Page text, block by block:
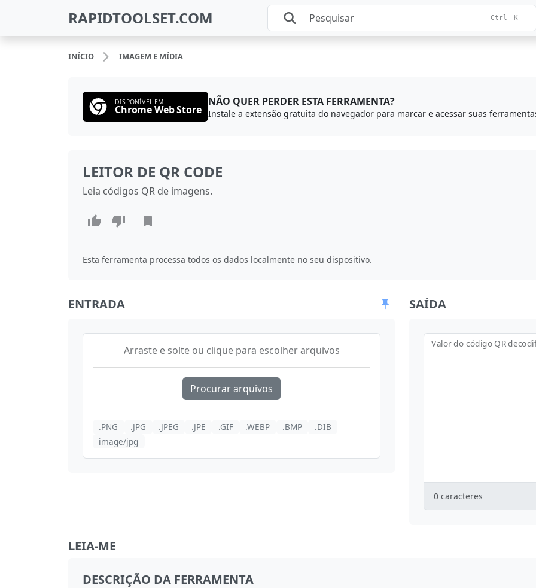
RAPIDTOOLSET.COM Ctrl K
INÍCIO IMAGEM E MÍDIA
DISPONÍVEL EM
Chrome Web Store
NÃO QUER PERDER ESTA FERRAMENTA?
LEITOR DE QR CODE
Leia códigos QR de imagens.
Esta ferramenta processa todos os dados localmente no seu dispositivo.
ENTRADA
Arraste e solte ou clique para escolher arquivos
Procurar arquivos
.PNG .JPG .JPEG .JPE .GIF .WEBP .BMP
.DIB
image/jpg
SAÍDA
Valor do código QR
0 caracteres
LEIA-ME
DESCRIÇÃO DA FERRAMENTA